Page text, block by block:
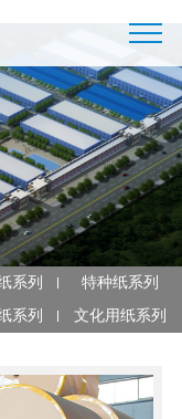
系列
特种纸系列
系列
文化用纸系列